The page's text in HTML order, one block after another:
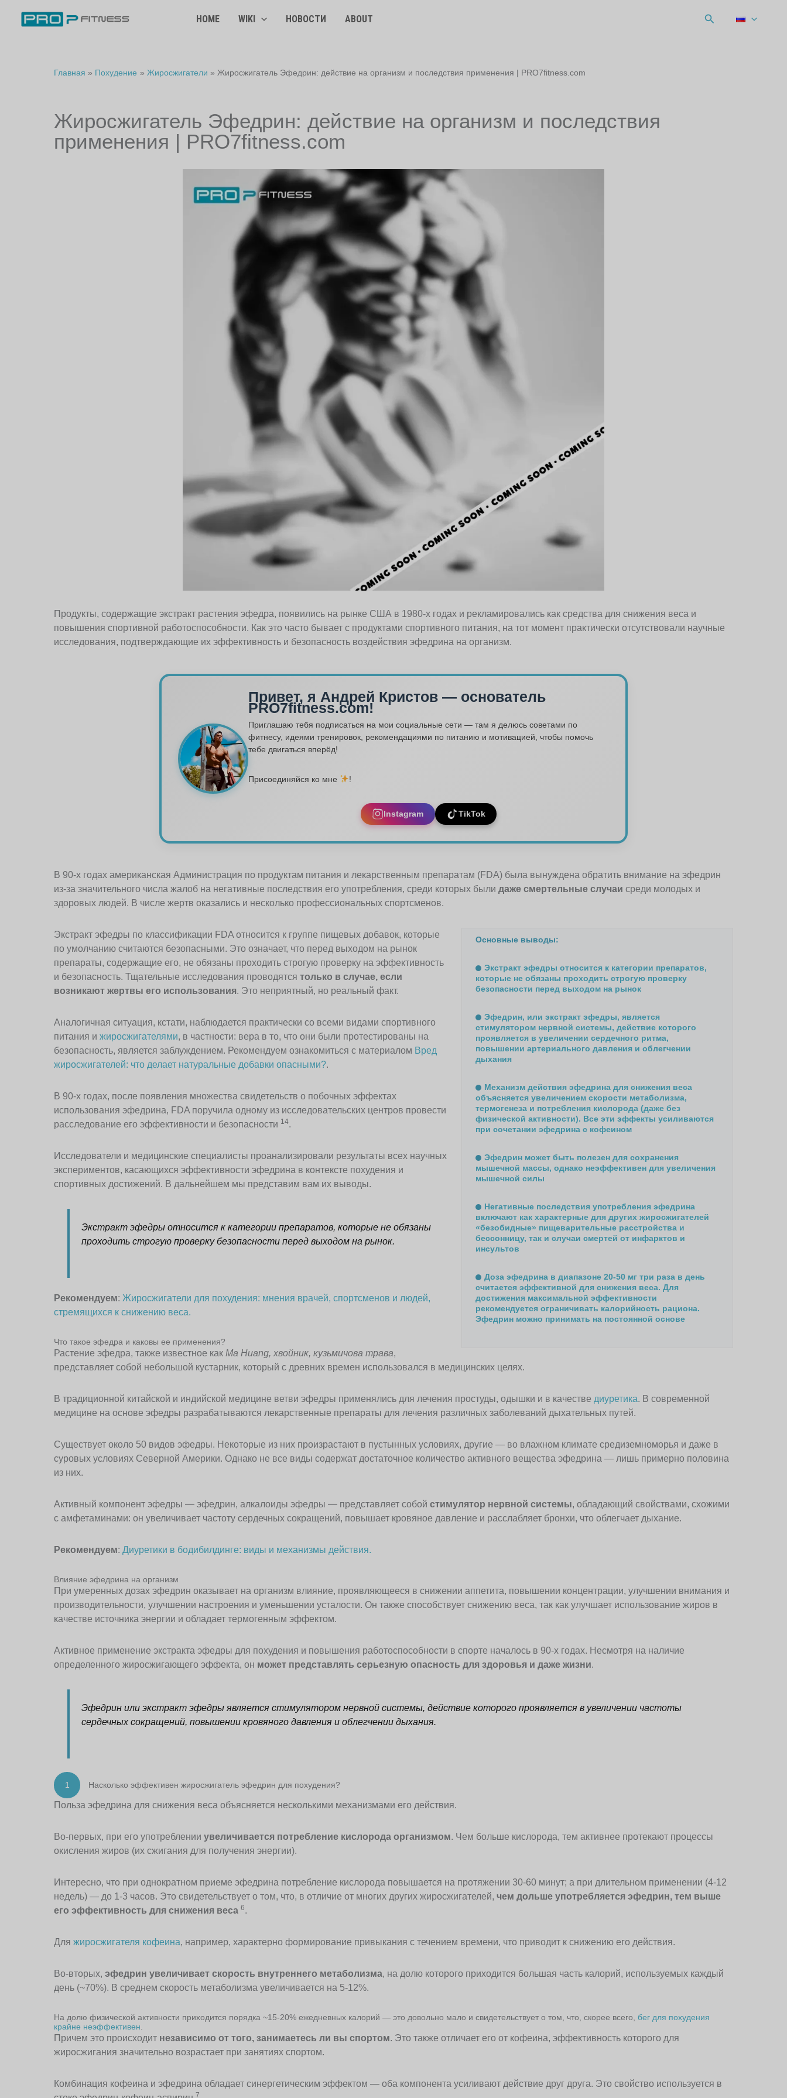
содержимому
HOME WIKI НОВОСТИ ABOUT Поиск
Главная Похудение Жиросжигатели Жиросжигатель Эфедрин: действие на организм и последствия применения | PRO7fitness.com
Жиросжигатель Эфедрин: действие на организм и последствия
применения | PRO7fitness.com
Продукты, содержащие экстракт растения эфедра, появились на рынке США в 1980-х годах и рекламировались как средства для снижения веса и
повышения спортивной работоспособности. Как это часто бывает с продуктами спортивного питания, на тот момент практически отсутствовали научные
исследования, подтверждающие их эффективность и безопасность воздействия эфедрина на организм.
Привет, я Андрей Кристов — основатель
PRO7fitness.com!
Приглашаю тебя подписаться на мои социальные сети — там я делюсь советами по
фитнесу, идеями тренировок, рекомендациями по питанию и мотивацией, чтобы помочь
тебе двигаться вперёд!
Присоединяйся ко мне !
Instagram TikTok
В 90-х годах американская Администрация по продуктам питания и лекарственным препаратам (FDA) была вынуждена обратить внимание на эфедрин
из-за значительного числа жалоб на негативные последствия его употребления, среди которых были даже смертельные случаи среди молодых и
здоровых людей. В числе жертв оказались и несколько профессиональных спортсменов.
Основные выводы:
Экстракт эфедры относится к категории препаратов,
которые не обязаны проходить строгую проверку
безопасности перед выходом на рынок
Эфедрин, или экстракт эфедры, является
стимулятором нервной системы, действие которого
проявляется в увеличении сердечного ритма,
повышении артериального давления и облегчении
дыхания
Механизм действия эфедрина для снижения веса
объясняется увеличением скорости метаболизма,
термогенеза и потребления кислорода (даже без
физической активности). Все эти эффекты усиливаются
при сочетании эфедрина с кофеином
Эфедрин может быть полезен для сохранения
мышечной массы, однако неэффективен для увеличения
мышечной силы
Негативные последствия употребления эфедрина
включают как характерные для других жиросжигателей
«безобидные» пищеварительные расстройства и
бессонницу, так и случаи смертей от инфарктов и
инсультов
Доза эфедрина в диапазоне 20-50 мг три раза в день
считается эффективной для снижения веса. Для
достижения максимальной эффективности
рекомендуется ограничивать калорийность рациона.
Эфедрин можно принимать на постоянной основе
Экстракт эфедры по классификации FDA относится к группе пищевых добавок, которые
по умолчанию считаются безопасными. Это означает, что перед выходом на рынок
препараты, содержащие его, не обязаны проходить строгую проверку на эффективность
и безопасность. Тщательные исследования проводятся только в случае, если
возникают жертвы его использования. Это неприятный, но реальный факт.
Аналогичная ситуация, кстати, наблюдается практически со всеми видами спортивного
питания и жиросжигателями, в частности: вера в то, что они были протестированы на
безопасность, является заблуждением. Рекомендуем ознакомиться с материалом Вред
жиросжигателей: что делает натуральные добавки опасными?.
В 90-х годах, после появления множества свидетельств о побочных эффектах
использования эфедрина, FDA поручила одному из исследовательских центров провести
расследование его эффективности и безопасности 14.
Исследователи и медицинские специалисты проанализировали результаты всех научных
экспериментов, касающихся эффективности эфедрина в контексте похудения и
спортивных достижений. В дальнейшем мы представим вам их выводы.
Экстракт эфедры относится к категории препаратов, которые не обязаны
проходить строгую проверку безопасности перед выходом на рынок.
Рекомендуем: Жиросжигатели для похудения: мнения врачей, спортсменов и людей,
стремящихся к снижению веса.
Что такое эфедра и каковы ее применения?
Растение эфедра, также известное как Ma Huang, хвойник, кузьмичова трава,
представляет собой небольшой кустарник, который с древних времен использовался в медицинских целях.
В традиционной китайской и индийской медицине ветви эфедры применялись для лечения простуды, одышки и в качестве диуретика. В современной
медицине на основе эфедры разрабатываются лекарственные препараты для лечения различных заболеваний дыхательных путей.
Существует около 50 видов эфедры. Некоторые из них произрастают в пустынных условиях, другие — во влажном климате средиземноморья и даже в
суровых условиях Северной Америки. Однако не все виды содержат достаточное количество активного вещества эфедрина — лишь примерно половина
из них.
Активный компонент эфедры — эфедрин, алкалоиды эфедры — представляет собой стимулятор нервной системы, обладающий свойствами, схожими
с амфетаминами: он увеличивает частоту сердечных сокращений, повышает кровяное давление и расслабляет бронхи, что облегчает дыхание.
Рекомендуем: Диуретики в бодибилдинге: виды и механизмы действия.
Влияние эфедрина на организм
При умеренных дозах эфедрин оказывает на организм влияние, проявляющееся в снижении аппетита, повышении концентрации, улучшении внимания и
производительности, улучшении настроения и уменьшении усталости. Он также способствует снижению веса, так как улучшает использование жиров в
качестве источника энергии и обладает термогенным эффектом.
Активное применение экстракта эфедры для похудения и повышения работоспособности в спорте началось в 90-х годах. Несмотря на наличие
определенного жиросжигающего эффекта, он может представлять серьезную опасность для здоровья и даже жизни.
Эфедрин или экстракт эфедры является стимулятором нервной системы, действие которого проявляется в увеличении частоты
сердечных сокращений, повышении кровяного давления и облегчении дыхания.
1 Насколько эффективен жиросжигатель эфедрин для похудения?
Польза эфедрина для снижения веса объясняется несколькими механизмами его действия.
Во-первых, при его употреблении увеличивается потребление кислорода организмом. Чем больше кислорода, тем активнее протекают процессы
окисления жиров (их сжигания для получения энергии).
Интересно, что при однократном приеме эфедрина потребление кислорода повышается на протяжении 30-60 минут; а при длительном применении (4-12
недель) — до 1-3 часов. Это свидетельствует о том, что, в отличие от многих других жиросжигателей, чем дольше употребляется эфедрин, тем выше
его эффективность для снижения веса 6.
Для жиросжигателя кофеина, например, характерно формирование привыкания с течением времени, что приводит к снижению его действия.
Во-вторых, эфедрин увеличивает скорость внутреннего метаболизма, на долю которого приходится большая часть калорий, используемых каждый
день (~70%). В среднем скорость метаболизма увеличивается на 5-12%.
На долю физической активности приходится порядка ~15-20% ежедневных калорий — это довольно мало и свидетельствует о том, что, скорее всего, бег для похудения
крайне неэффективен
Причем это происходит независимо от того, занимаетесь ли вы спортом. Это также отличает его от кофеина, эффективность которого для
жиросжигания значительно возрастает при занятиях спортом.
Комбинация кофеина и эфедрина обладает синергетическим эффектом — оба компонента усиливают действие друг друга. Это свойство используется в
7